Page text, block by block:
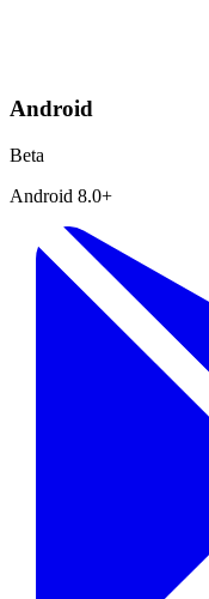
Android
Beta
Android 8.0+